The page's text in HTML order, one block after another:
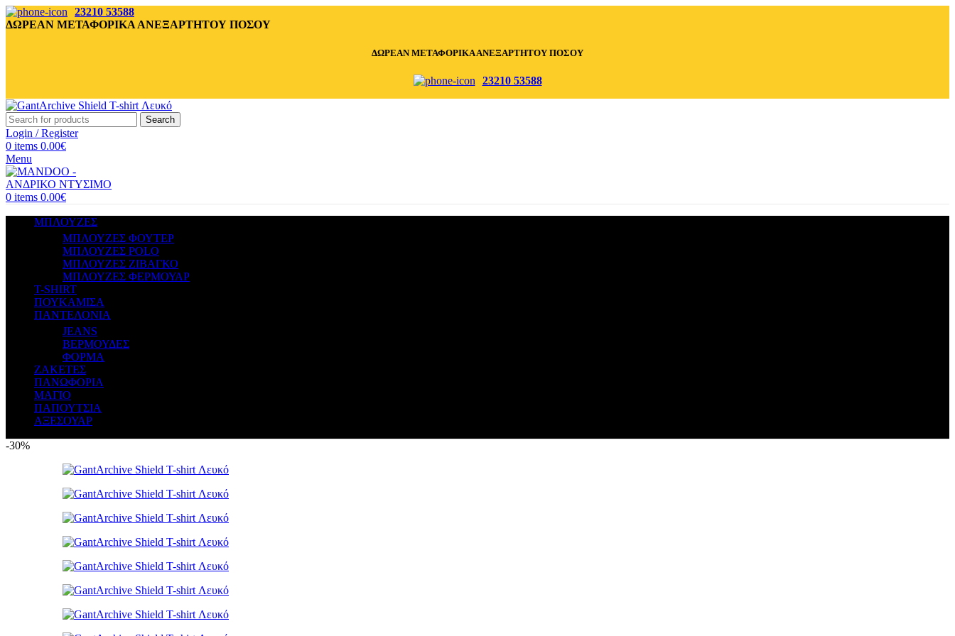
23210 53588
ΔΩΡΕΑΝ ΜΕΤΑΦΟΡΙΚΑ ΑΝΕΞΑΡΤΗΤΟΥ ΠΟΣΟΥ
ΔΩΡΕΑΝ ΜΕΤΑΦΟΡΙΚΑ ΑΝΕΞΑΡΤΗΤΟΥ ΠΟΣΟΥ
23210 53588
Search
Login / Register
0 items 0.00€
Menu
0 items 0.00€
ΜΠΛΟΥΖΕΣ
ΜΠΛΟΥΖΕΣ ΦΟΥΤΕΡ
ΜΠΛΟΥΖΕΣ POLO
ΜΠΛΟΥΖΕΣ ΖΙΒΑΓΚΟ
ΜΠΛΟΥΖΕΣ ΦΕΡΜΟΥΑΡ
T-SHIRT
ΠΟΥΚΑΜΙΣΑ
ΠΑΝΤΕΛΟΝΙΑ
JEANS
ΒΕΡΜΟΥΔΕΣ
ΦΟΡΜΑ
ΖΑΚΕΤΕΣ
ΠΑΝΩΦΟΡΙΑ
ΜΑΓΙΟ
ΠΑΠΟΥΤΣΙΑ
ΑΞΕΣΟΥΑΡ
-30%